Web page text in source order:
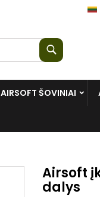
AIRSOFT ŠOVINIAI
Airsoft
dalys